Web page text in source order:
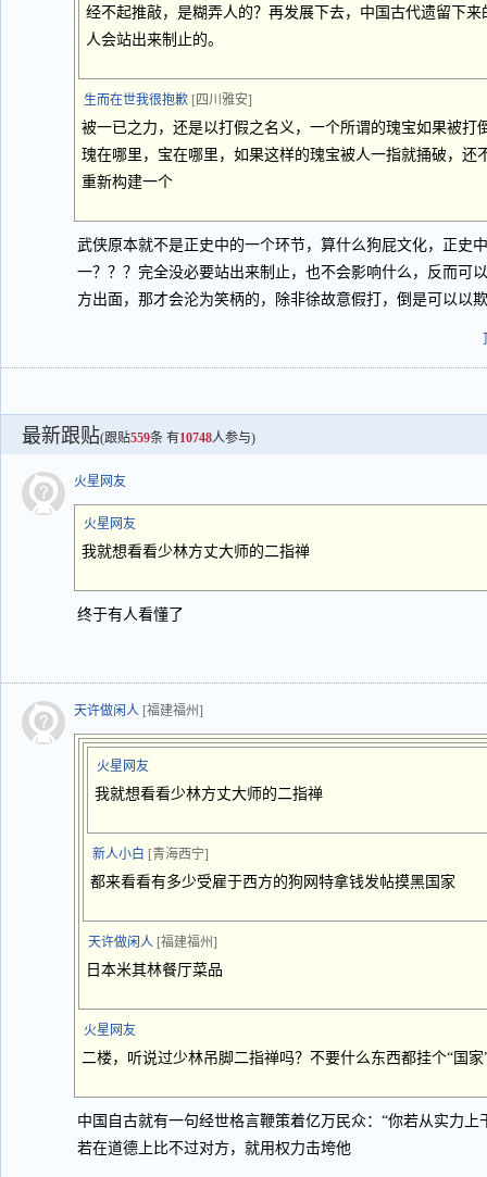
经不起推敲，是糊弄人的？再发展下去，中国古代遗留下
人会站出来制止的。
生而在世我很抱歉 [四川雅安]
被一已之力，还是以打假之名义，一个所谓的瑰宝如果被打
瑰在哪里，宝在哪里，如果这样的瑰宝被人一指就捅破，还
重新构建一个
武侠原本就不是正史中的一个环节，算什么狗屁文化，正史
一？？？完全没必要站出来制止，也不会影响什么，反而可
方出面，那才会沦为笑柄的，除非徐故意假打，倒是可以以
最新跟贴(跟贴559条 有10748人参与)
火星网友
火星网友
我就想看看少林方丈大师的二指禅
终于有人看懂了
天许做闲人 [福建福州]
火星网友
我就想看看少林方丈大师的二指禅
新人小白 [青海西宁]
都来看看有多少受雇于西方的狗网特拿钱发帖摸黑国家
天许做闲人 [福建福州]
日本米其林餐厅菜品
火星网友
二楼，听说过少林吊脚二指禅吗？不要什么东西都挂个“国
中国自古就有一句经世格言鞭策着亿万民众：“你若从实力
若在道德上比不过对方，就用权力击垮他